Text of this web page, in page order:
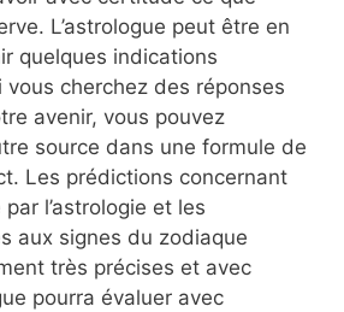
L’astrologue peut être en
quelques indications
vous cherchez des réponses
avenir, vous pouvez
source dans une formule de
Les prédictions concernant
par l’astrologie et les
aux signes du zodiaque
très précises et avec
pourra évaluer avec